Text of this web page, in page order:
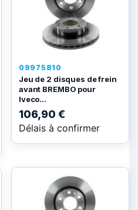
09975810
Jeu de 2 disques de frein
avant BREMBO pour
Iveco...
106,90 €
Délais à confirmer